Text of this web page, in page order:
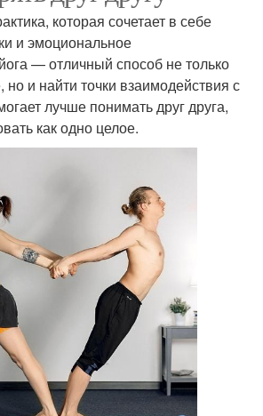
которая сочетает в себе
и эмоциональное
— отличный способ не только
но и найти точки взаимодействия с
лучше понимать друг друга,
как одно целое.